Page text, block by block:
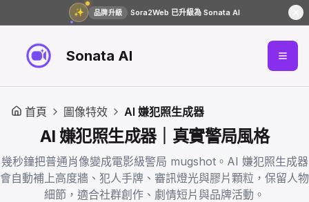
✨ 品牌升級 Sora2Web 已升級為 Sonata AI
Sonata AI
首頁 圖像特效 AI 嫌犯照生成器
AI 嫌犯照生成器｜真實警局風格
幾秒鐘把普通肖像變成電影級警局 mugshot。AI 嫌犯照生成器
會自動補上高度牆、犯人手牌、審訊燈光與膠片顆粒，保留人物
細節，適合社群創作、劇情短片與品牌活動。